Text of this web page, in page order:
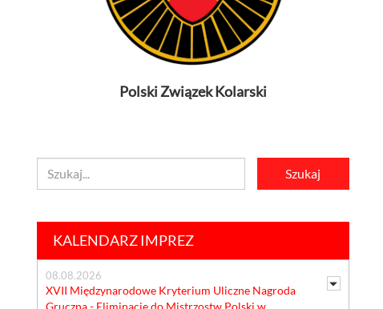
Polski Związek Kolarski
KALENDARZ IMPREZ
08.08.2026
XVII Międzynarodowe Kryterium Uliczne Nagroda
Gruczna - Eliminacje do Mistrzostw Polski w